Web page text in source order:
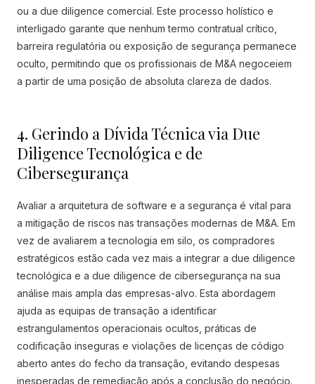
ou a due diligence comercial. Este processo holístico e
interligado garante que nenhum termo contratual crítico,
barreira regulatória ou exposição de segurança permanece
oculto, permitindo que os profissionais de M&A negoceiem
a partir de uma posição de absoluta clareza de dados.
4. Gerindo a Dívida Técnica via Due
Diligence Tecnológica e de
Cibersegurança
Avaliar a arquitetura de software e a segurança é vital para
a mitigação de riscos nas transações modernas de M&A. Em
vez de avaliarem a tecnologia em silo, os compradores
estratégicos estão cada vez mais a integrar a due diligence
tecnológica e a due diligence de cibersegurança na sua
análise mais ampla das empresas-alvo. Esta abordagem
ajuda as equipas de transação a identificar
estrangulamentos operacionais ocultos, práticas de
codificação inseguras e violações de licenças de código
aberto antes do fecho da transação, evitando despesas
inesperadas de remediação após a conclusão do negócio.